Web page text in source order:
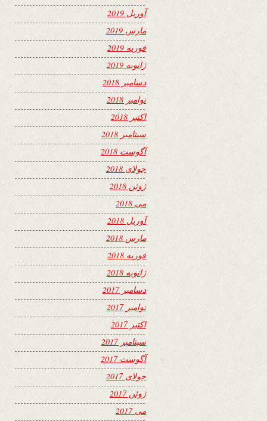
آوریل 2019
مارس 2019
فوریه 2019
ژانویه 2019
دسامبر 2018
نوامبر 2018
اکتبر 2018
سپتامبر 2018
آگوست 2018
جولای 2018
ژوئن 2018
می 2018
آوریل 2018
مارس 2018
فوریه 2018
ژانویه 2018
دسامبر 2017
نوامبر 2017
اکتبر 2017
سپتامبر 2017
آگوست 2017
جولای 2017
ژوئن 2017
می 2017